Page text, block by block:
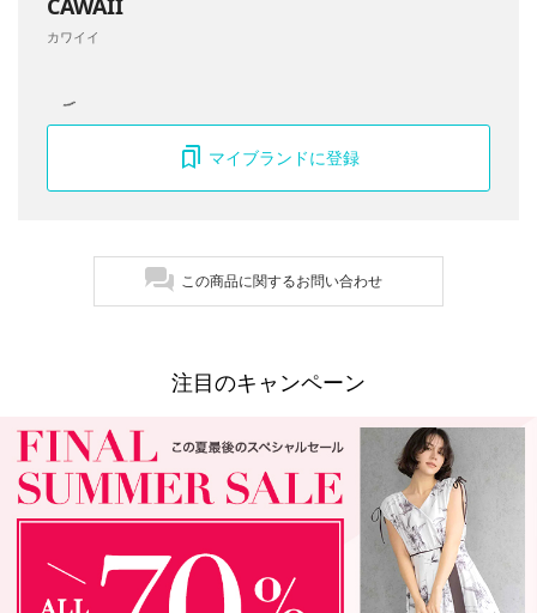
カワイイ
マイブランドに登録
この商品に関するお問い合わせ
注目のキャンペーン